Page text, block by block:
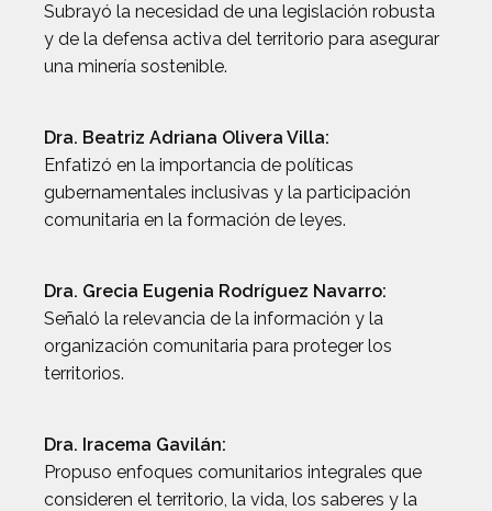
Subrayó la necesidad de una legislación robusta
y de la defensa activa del territorio para asegurar
una minería sostenible.
Dra. Beatriz Adriana Olivera Villa:
Enfatizó en la importancia de políticas
gubernamentales inclusivas y la participación
comunitaria en la formación de leyes.
Dra. Grecia Eugenia Rodríguez Navarro:
Señaló la relevancia de la información y la
organización comunitaria para proteger los
territorios.
Dra. Iracema Gavilán:
Propuso enfoques comunitarios integrales que
consideren el territorio, la vida, los saberes y la